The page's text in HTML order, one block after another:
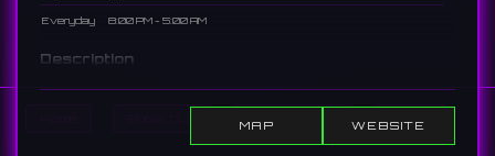
Show Events Search
Everyday 8:00 PM - 5:00 AM
Description
A music bar in Juso, Osaka. DJ events are held, focusing on
大阪・十三にあるミュージックバー。ヒップホップを中心にDJイベント
MAP WEBSITE